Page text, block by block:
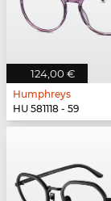
124,00 €
Humphreys
HU 581118 - 59